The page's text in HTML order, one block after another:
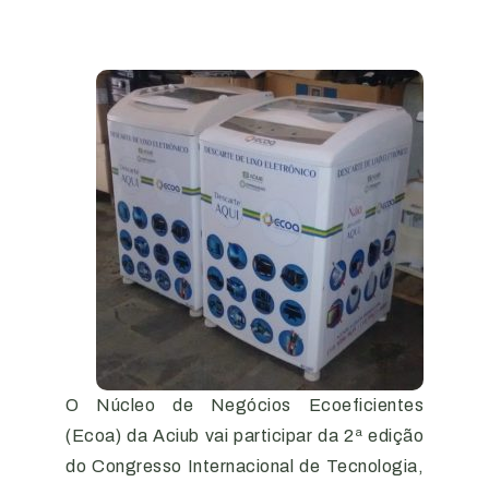
O Núcleo de Negócios Ecoeficientes
(Ecoa) da Aciub vai participar da 2ª edição
do Congresso Internacional de Tecnologia,